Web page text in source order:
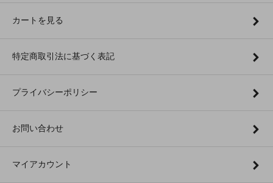
カートを見る
特定商取引法に基づく表記
プライバシーポリシー
お問い合わせ
マイアカウント